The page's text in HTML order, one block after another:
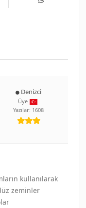
Denizci
Üye
Yazılar: 1608
kullanılarak
zeminler